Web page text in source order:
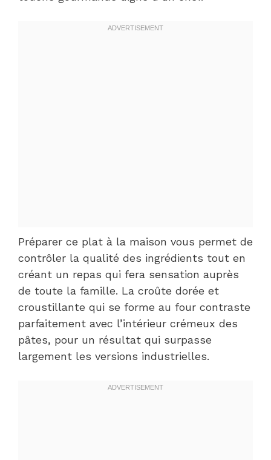
Préparer ce plat à la maison vous permet de
contrôler la qualité des ingrédients tout en
créant un repas qui fera sensation auprès
de toute la famille. La croûte dorée et
croustillante qui se forme au four contraste
parfaitement avec l’intérieur crémeux des
pâtes, pour un résultat qui surpasse
largement les versions industrielles.